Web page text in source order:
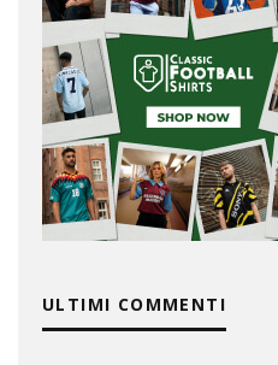
ULTIMI COMMENTI